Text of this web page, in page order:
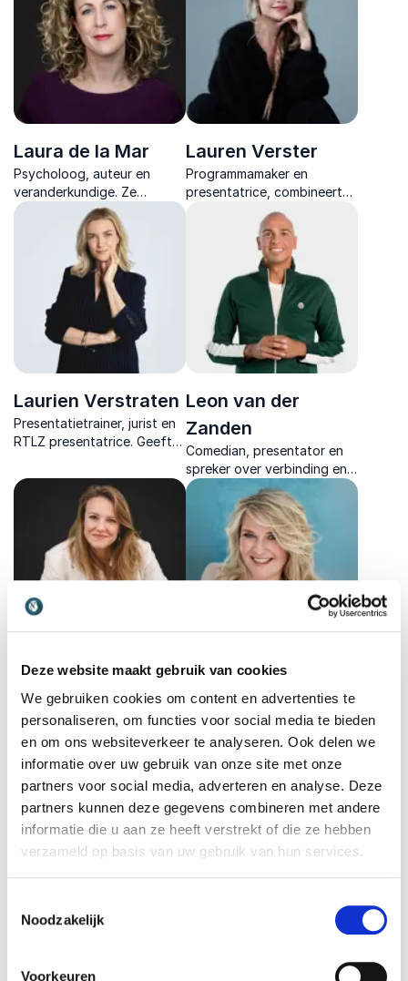
Deze website maakt gebruik van cookies
We gebruiken cookies om content en advertenties te
personaliseren, om functies voor social media te bieden
en om ons websiteverkeer te analyseren. Ook delen we
informatie over uw gebruik van onze site met onze
partners voor social media, adverteren en analyse. Deze
partners kunnen deze gegevens combineren met andere
informatie die u aan ze heeft verstrekt of die ze hebben
verzameld op basis van uw gebruik van hun services.
Noodzakelijk
Voorkeuren
Laura de la Mar
Psycholoog, auteur en
veranderkundige. Ze
activeert teams met
energiek lezingen over
gastvrijheid,
klantgerichtheid en
leiderschap.
Lauren Verster
Programmamaker en
presentatrice, combineert
mediakennis met inzicht in
publiek en interactie voor
unieke zakelijke events.
Laurien Verstraten
Presentatietrainer, jurist en
RTLZ presentatrice. Geeft
en tools om overtuigender
en met meer vertrouwen te
communiceren.
Leon van der
Zanden
Comedian, presentator en
spreker over verbinding en
impact. Leer hoe je met
plezier presenteert en écht
contact maakt met je
publiek.
Lieke Hallegraeff
Purpose-expert en
facilitator van duurzaam,
inclusief leiderschap met
inspirerende strategieën.
Lieke Lamb
Trendwatcher en Tech
Expert op het gebied van
AI, Digitalisering,
Duurzaamheid en DEI en
Toekomstvisies en trends
voor diverse branches.
Lisa de Wilde
spreker die organisaties